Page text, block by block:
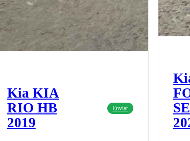
Kia KIA
RIO HB
2019
Enviar